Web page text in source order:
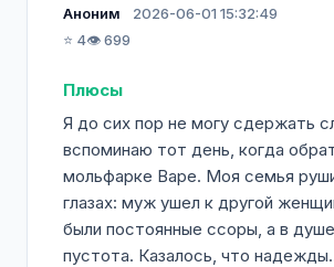
Аноним
2026-06-01 15:32:49
⭐ 4👁️ 699
Плюсы
Я до сих пор не могу сдержать
вспоминаю тот день, когда
мольфарке Варе. Моя семья
глазах: муж ушел к другой
были постоянные ссоры, а в
пустота. Казалось, что